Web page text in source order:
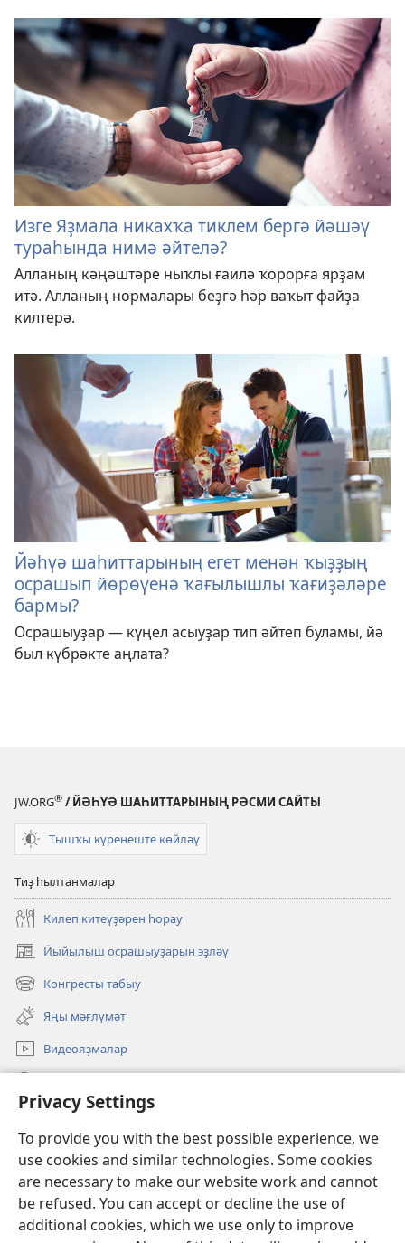
Privacy Settings
To provide you with the best possible experience, we
use cookies and similar technologies. Some cookies
are necessary to make our website work and cannot
be refused. You can accept or decline the use of
additional cookies, which we use only to improve
Изге Яҙмала никахҡа тиклем бергә йәшәү
тураһында нимә әйтелә?
Алланың кәңәштәре ныҡлы ғаилә ҡорорға ярҙам
итә. Алланың нормалары беҙгә һәр ваҡыт файҙа
килтерә.
Йәһүә шаһиттарының егет менән ҡыҙҙың
осрашып йөрөүенә ҡағылышлы ҡағиҙәләре
бармы?
Осрашыуҙар — күңел асыуҙар тип әйтеп буламы, йә
был күбрәкте аңлата?
JW.ORG® / ЙӘҺҮӘ ШАҺИТТАРЫНЫҢ РӘСМИ САЙТЫ
Тышҡы күренеште көйләү
Тиҙ һылтанмалар
Килеп китеүҙәрен һорау
Йыйылыш осрашыуҙарын эҙләү
(opens
new
window)
Конгресты табыу
(opens
new
window)
Яңы мәғлүмәт
Видеояҙмалар
(opens
window)Күҙәтеү манараһының ОНЛАЙН КИТАПХАНАҺЫ
(opens
new
window)JW Hub ®
(opens